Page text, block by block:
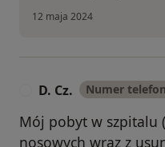
12 maja 2024
D. Cz. Numer
Mój pobyt w szpitalu
nosowych wraz z